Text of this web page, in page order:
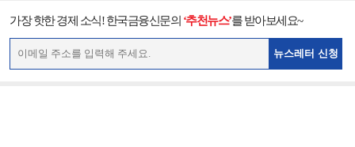
가장 핫한 경제 소식! 한국금융신문의 ‘추천뉴스’를 받아보세요~
뉴스레터 신청